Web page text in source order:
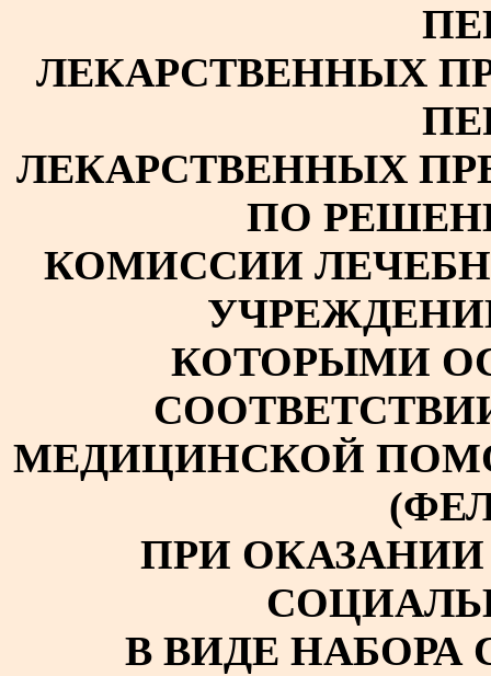
ЛЕКАРСТВЕННЫХ
ЛЕКАРСТВЕННЫХ
ПО
КОМИССИИ
КОТОРЫМИ
МЕДИЦИНСКОЙ
ПРИ
В ВИДЕ